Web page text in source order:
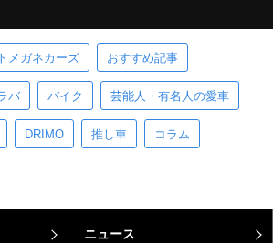
メガネカーズ おすすめ記事
バ バイク 芸能人・有名人の愛車
DRIMO 推し車 コラム
ニュース